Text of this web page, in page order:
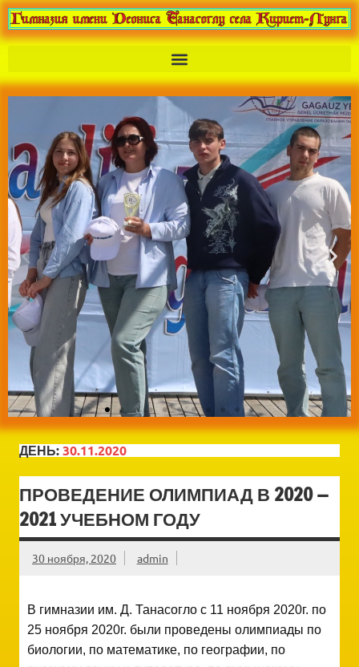
ДЕНЬ:30.11.2020
ПРОВЕДЕНИЕ ОЛИМПИАД В 2020 —
2021 УЧЕБНОМ ГОДУ
30 ноября, 2020 admin
В гимназии им. Д. Танасогло с 11 ноября 2020г. по
25 ноября 2020г. были проведены олимпиады по
биологии, по математике, по географии, по